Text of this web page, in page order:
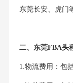
东莞长安、虎门
二、东莞FBA头
1.物流费用：包